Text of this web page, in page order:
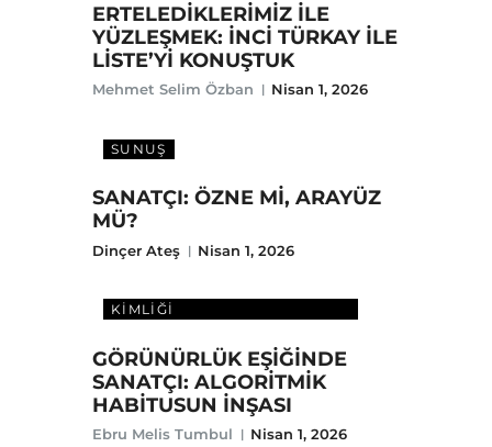
ERTELEDİKLERİMİZ İLE
YÜZLEŞMEK: İNCİ TÜRKAY İLE
LİSTE’Yİ KONUŞTUK
Mehmet Selim Özban Nisan 1, 2026
SUNUŞ
SANATÇI: ÖZNE Mİ, ARAYÜZ
MÜ?
Dinçer Ateş Nisan 1, 2026
KIMLIĞI
GÖRÜNÜRLÜK EŞİĞİNDE
SANATÇI: ALGORİTMİK
HABİTUSUN İNŞASI
Ebru Melis Tumbul Nisan 1, 2026